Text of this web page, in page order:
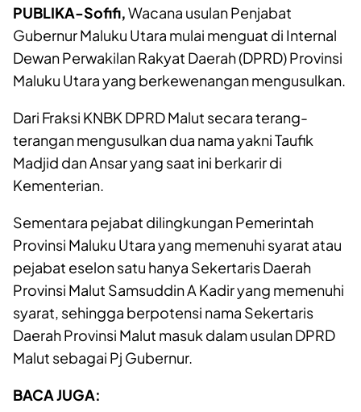
PUBLIKA-Sofifi,Wacana usulan Penjabat
Gubernur Maluku Utara mulai menguat di Internal
Dewan Perwakilan Rakyat Daerah (DPRD) Provinsi
Maluku Utara yang berkewenangan mengusulkan.
Dari Fraksi KNBK DPRD Malut secara terang-
terangan mengusulkan dua nama yakni Taufik
Madjid dan Ansar yang saat ini berkarir di
Kementerian.
Sementara pejabat dilingkungan Pemerintah
Provinsi Maluku Utara yang memenuhi syarat atau
pejabat eselon satu hanya Sekertaris Daerah
Provinsi Malut Samsuddin A Kadir yang memenuhi
syarat, sehingga berpotensi nama Sekertaris
Daerah Provinsi Malut masuk dalam usulan DPRD
Malut sebagai Pj Gubernur.
BACA JUGA: